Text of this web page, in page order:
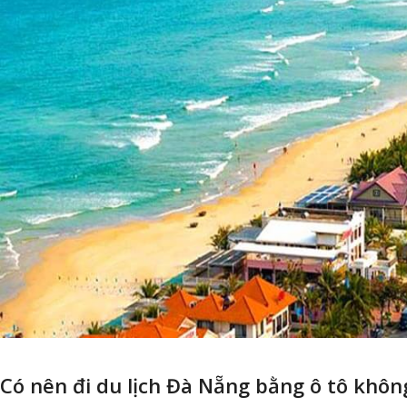
Có nên đi du lịch Đà Nẵng bằng ô tô